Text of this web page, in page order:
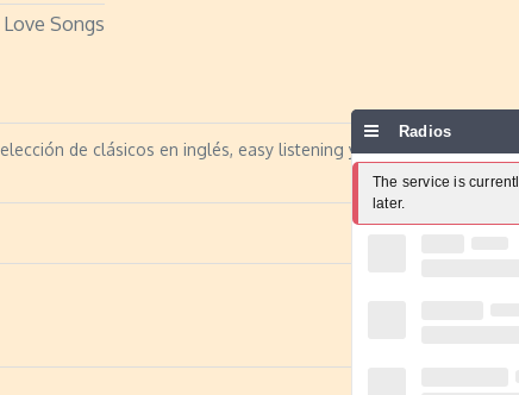
Songs
de clásicos en inglés, easy listening y baladas de los 70,
Radios
The service is
later.